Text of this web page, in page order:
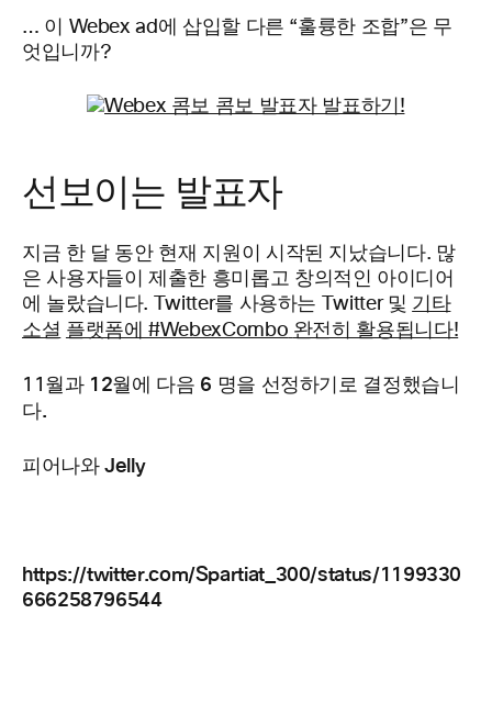
… 이 Webex ad에 삽입할 다른 “훌륭한 조합”은 무
엇입니까?
선보이는 발표자
지금 한 달 동안 현재 지원이 시작된 지났습니다. 많
은 사용자들이 제출한 흥미롭고 창의적인 아이디어
에 놀랐습니다. Twitter를 사용하는 Twitter 및 기타
소셜 플랫폼에 #WebexCombo 완전히 활용됩니다!
11월과 12월에 다음 6 명을 선정하기로 결정했습니
다.
피어나와 Jelly
https://twitter.com/Spartiat_300/status/1199330
666258796544